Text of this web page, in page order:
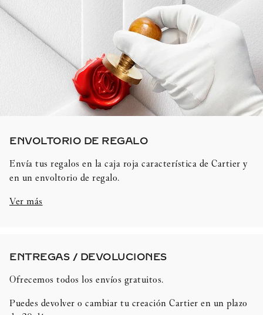
ENVOLTORIO DE REGALO​
Envía tus regalos en la caja roja característica de Cartier y
en un envoltorio de regalo.
Ver más
ENTREGAS / DEVOLUCIONES​
Ofrecemos todos los envíos gratuitos.
Puedes devolver o cambiar tu creación Cartier en un plazo